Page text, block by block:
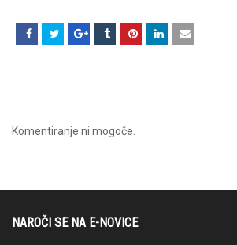
Komentiranje ni mogoče.
NAROČI SE NA E-NOVICE